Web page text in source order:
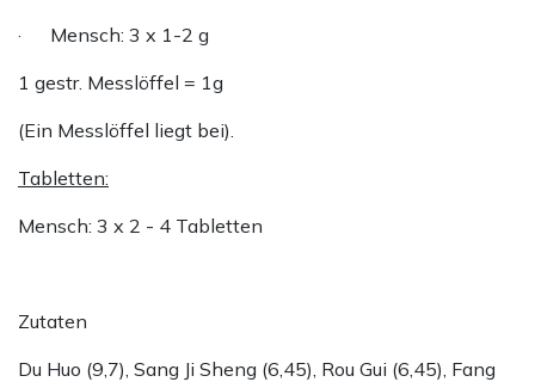
· Mensch: 3 x 1-2 g
1 gestr. Messlöffel = 1g
(Ein Messlöffel liegt bei).
Tabletten:
Mensch: 3 x 2 - 4 Tabletten
Zutaten
Du Huo (9,7), Sang Ji Sheng (6,45), Rou Gui (6,45), Fang